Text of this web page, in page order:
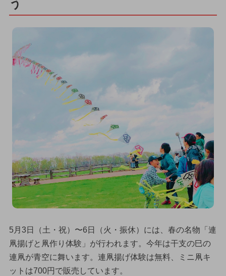
う
5月3日（土・祝）〜6日（火・振休）には、春の名物「連
凧揚げと凧作り体験」が行われます。今年は干支の巳の
連凧が青空に舞います。連凧揚げ体験は無料、ミニ凧キ
ットは700円で販売しています。